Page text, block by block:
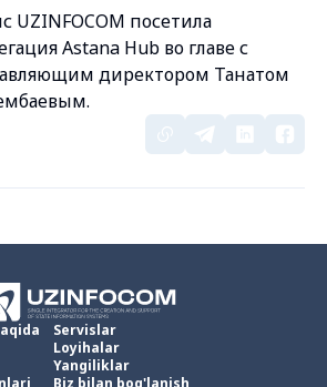
UZINFOCOM посетила
Astana Hub во главе с
директором Танатом
Servislar
Loyihalar
Yangiliklar